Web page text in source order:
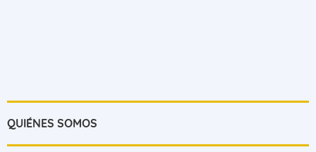
QUIÉNES SOMOS